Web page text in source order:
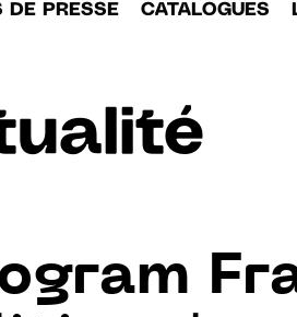
DE PRESSE CATALOGUES